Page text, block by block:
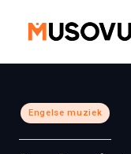
Geplaatst
in
Engelse muziek